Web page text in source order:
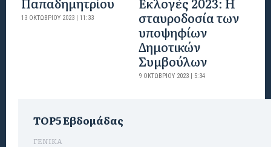
13 ΟΚΤΩΒΡΊΟΥ 2023 | 11:33
σταυροδοσία των
υποψηφίων
Δημοτικών
Συμβούλων
9 ΟΚΤΩΒΡΊΟΥ 2023 | 5:34
TOP5 Εβδομάδας
ΓΕΝΙΚΑ